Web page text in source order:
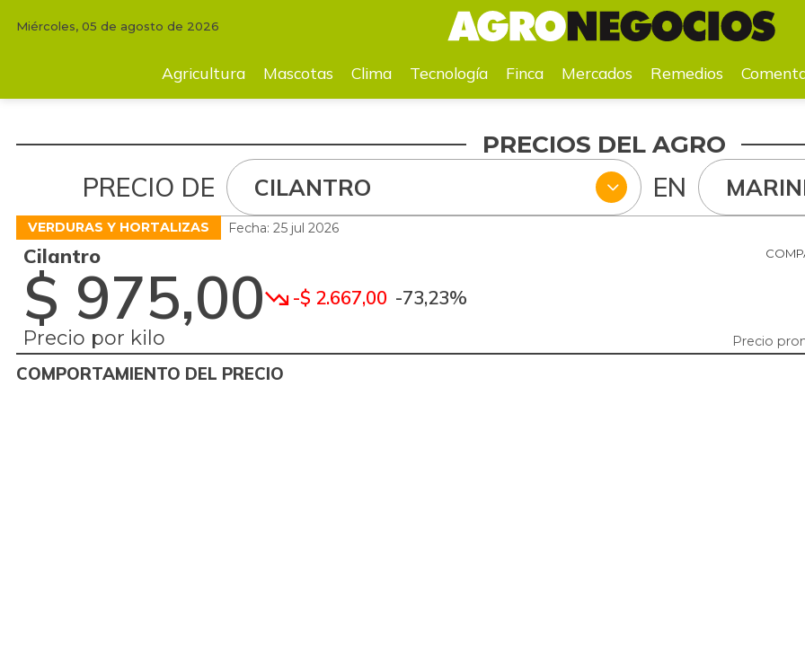
Mascotas Clima Tecnología Mercados Remedios Comentarios Agenda
Miércoles, 05 de agosto de 2026
Agricultura Mascotas Clima Tecnología Finca Mercados Remedios
PRECIOS DEL AGRO
PRECIO DE CILANTRO EN
VERDURAS Y HORTALIZAS Fecha: 25 jul 2026
Cilantro
$ 975,00 -$ 2.667,00 -73,23%
Precio por kilo
Precio
COMPORTAMIENTO DEL PRECIO